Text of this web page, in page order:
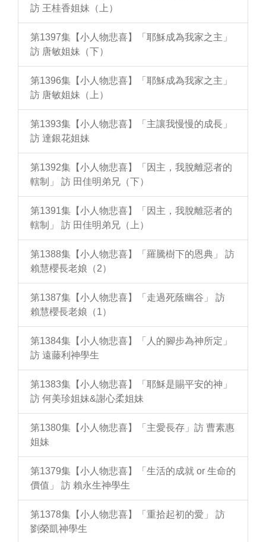
訪 王桂香姐妹（上）
第1397集【小人物悲喜】「耶穌成為我家之主」
訪 唐敏姐妹（下）
第1396集【小人物悲喜】「耶穌成為我家之主」
訪 唐敏姐妹（上）
第1393集【小人物悲喜】「主讓我慢慢的成長」
訪 達銀花姐妹
第1392集【小人物悲喜】「因主，我脫離惡者的
轄制」 訪 田佳明弟兄（下）
第1391集【小人物悲喜】「因主，我脫離惡者的
轄制」 訪 田佳明弟兄（上）
第1388集【小人物悲喜】「羅騰樹下的恩典」 訪
賴慧櫻長老娘（2）
第1387集【小人物悲喜】「走過死蔭幽谷」 訪
賴慧櫻長老娘（1）
第1384集【小人物悲喜】「人的腳步為神所定」
訪 遠藤利神學生
第1383集【小人物悲喜】「耶穌是賜平安的神」
訪 何美珍姐妹&謝心柔姐妹
第1380集【小人物悲喜】「主愛長存」訪 曹素惠
姐妹
第1379集【小人物悲喜】「生活的成就 or 生命的
價值」 訪 賴永生神學生
第1378集【小人物悲喜】「重拾起初的愛」 訪
劉榮凱神學生